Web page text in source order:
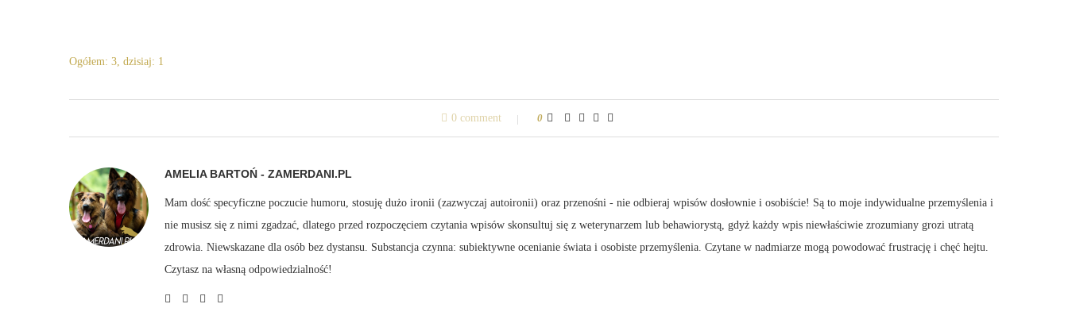
Ogółem: 3, dzisiaj: 1
0 comment 0
AMELIA BARTOŃ - ZAMERDANI.PL
Mam dość specyficzne poczucie humoru, stosuję dużo ironii (zazwyczaj autoironii) oraz przenośni - nie odbieraj wpisów dosłownie i osobiście! Są to moje indywidualne przemyślenia i
nie musisz się z nimi zgadzać, dlatego przed rozpoczęciem czytania wpisów skonsultuj się z weterynarzem lub behawiorystą, gdyż każdy wpis niewłaściwie zrozumiany grozi utratą
zdrowia. Niewskazane dla osób bez dystansu. Substancja czynna: subiektywne ocenianie świata i osobiste przemyślenia. Czytane w nadmiarze mogą powodować frustrację i chęć hejtu.
Czytasz na własną odpowiedzialność!